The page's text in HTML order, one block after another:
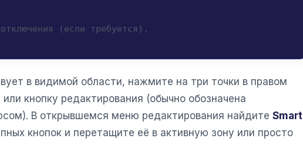
(если требуется).
в видимой области, нажмите на три точки в правом
кнопку редактирования (обычно обозначена
В открывшемся меню редактирования найдите Smart
кнопок и перетащите её в активную зону или просто